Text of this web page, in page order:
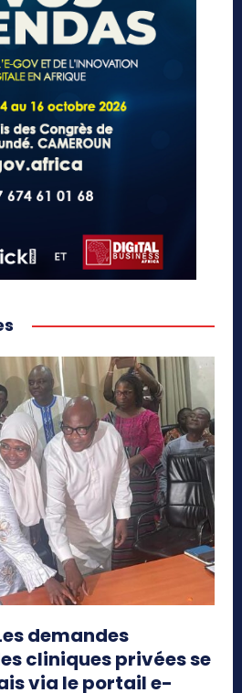
demandes
cliniques privées se
via le portail e-